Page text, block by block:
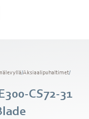
/Aksiaalipuhaltimet/
CS72-31